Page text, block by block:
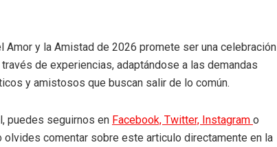
Amor y la Amistad de 2026 promete ser una celebración
de experiencias, adaptándose a las demandas
y amistosos que buscan salir de lo común.
puedes seguirnos en Facebook, Twitter, Instagram o
olvides comentar sobre este articulo directamente en la